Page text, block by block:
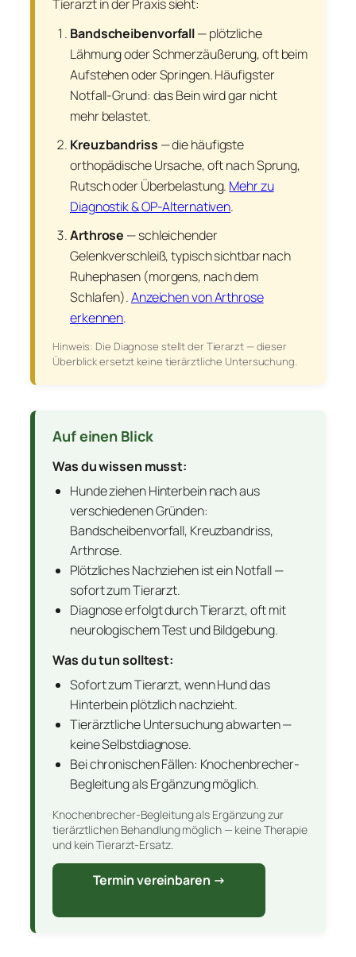
Tierarzt in der Praxis sieht:
Bandscheibenvorfall— plötzliche
Lähmung oder Schmerzäußerung, oft beim
Aufstehen oder Springen. Häufigster
Notfall-Grund: das Bein wird gar nicht
mehr belastet.
Kreuzbandriss — die häufigste
orthopädische Ursache, oft nach Sprung,
Rutsch oder Überbelastung. Mehr zu
Diagnostik & OP-Alternativen.
Arthrose — schleichender
Gelenkverschleiß, typisch sichtbar nach
Ruhephasen (morgens, nach dem
Schlafen).Anzeichen von Arthrose
erkennen.
Hinweis: Die Diagnose stellt der Tierarzt — dieser
Überblick ersetzt keine tierärztliche Untersuchung.
Auf einen Blick
Was du wissen musst:
Hunde ziehen Hinterbein nach aus
verschiedenen Gründen:
Bandscheibenvorfall, Kreuzbandriss,
Arthrose.
Plötzliches Nachziehen ist ein Notfall —
sofort zum Tierarzt.
Diagnose erfolgt durch Tierarzt, oft mit
neurologischem Test und Bildgebung.
Was du tun solltest:
Sofort zum Tierarzt, wenn Hund das
Hinterbein plötzlich nachzieht.
Tierärztliche Untersuchung abwarten —
keine Selbstdiagnose.
Bei chronischen Fällen: Knochenbrecher-
Begleitung als Ergänzung möglich.
Knochenbrecher-Begleitung als Ergänzung zur
tierärztlichen Behandlung möglich — keine Therapie
und kein Tierarzt-Ersatz.
Termin vereinbaren →